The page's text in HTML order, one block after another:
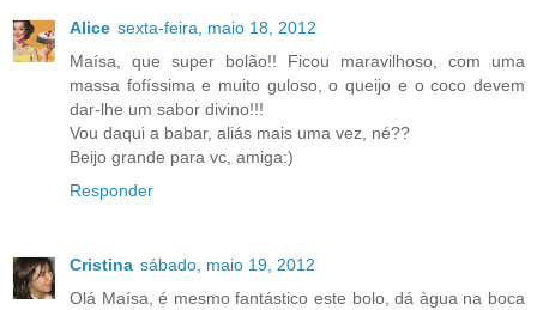
Alice sexta-feira, maio 18, 2012
Maísa, que super bolão!! Ficou maravilhoso, com uma
massa fofíssima e muito guloso, o queijo e o coco devem
dar-lhe um sabor divino!!!
Vou daqui a babar, aliás mais uma vez, né??
Beijo grande para vc, amiga:)
Responder
Cristina sábado, maio 19, 2012
Olá Maísa, é mesmo fantástico este bolo, dá àgua na boca